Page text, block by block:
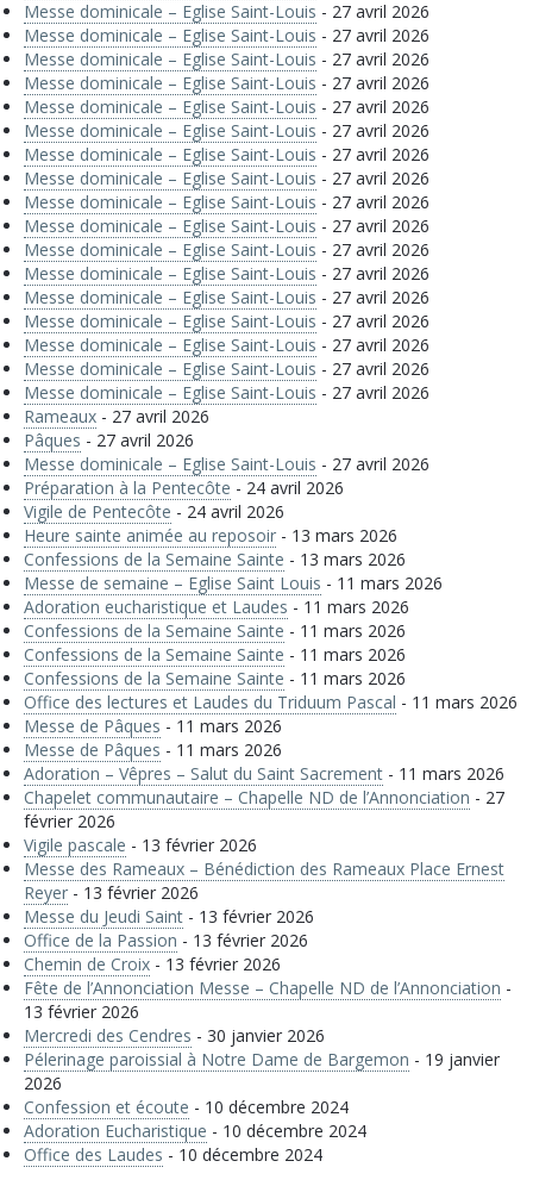
Messe dominicale – Eglise Saint-Louis - 27 avril 2026
Messe dominicale – Eglise Saint-Louis - 27 avril 2026
Messe dominicale – Eglise Saint-Louis - 27 avril 2026
Messe dominicale – Eglise Saint-Louis - 27 avril 2026
Messe dominicale – Eglise Saint-Louis - 27 avril 2026
Messe dominicale – Eglise Saint-Louis - 27 avril 2026
Messe dominicale – Eglise Saint-Louis - 27 avril 2026
Messe dominicale – Eglise Saint-Louis - 27 avril 2026
Messe dominicale – Eglise Saint-Louis - 27 avril 2026
Messe dominicale – Eglise Saint-Louis - 27 avril 2026
Messe dominicale – Eglise Saint-Louis - 27 avril 2026
Messe dominicale – Eglise Saint-Louis - 27 avril 2026
Messe dominicale – Eglise Saint-Louis - 27 avril 2026
Messe dominicale – Eglise Saint-Louis - 27 avril 2026
Messe dominicale – Eglise Saint-Louis - 27 avril 2026
Messe dominicale – Eglise Saint-Louis - 27 avril 2026
Messe dominicale – Eglise Saint-Louis - 27 avril 2026
Rameaux - 27 avril 2026
Pâques - 27 avril 2026
Messe dominicale – Eglise Saint-Louis - 27 avril 2026
Préparation à la Pentecôte - 24 avril 2026
Vigile de Pentecôte - 24 avril 2026
Heure sainte animée au reposoir - 13 mars 2026
Confessions de la Semaine Sainte - 13 mars 2026
Messe de semaine – Eglise Saint Louis - 11 mars 2026
Adoration eucharistique et Laudes - 11 mars 2026
Confessions de la Semaine Sainte - 11 mars 2026
Confessions de la Semaine Sainte - 11 mars 2026
Confessions de la Semaine Sainte - 11 mars 2026
Office des lectures et Laudes du Triduum Pascal - 11 mars 2026
Messe de Pâques - 11 mars 2026
Messe de Pâques - 11 mars 2026
Adoration – Vêpres – Salut du Saint Sacrement - 11 mars 2026
Chapelet communautaire – Chapelle ND de l’Annonciation - 27
février 2026
Vigile pascale - 13 février 2026
Messe des Rameaux – Bénédiction des Rameaux Place Ernest
Reyer - 13 février 2026
Messe du Jeudi Saint - 13 février 2026
Office de la Passion - 13 février 2026
Chemin de Croix - 13 février 2026
Fête de l’Annonciation Messe – Chapelle ND de l’Annonciation -
13 février 2026
Mercredi des Cendres - 30 janvier 2026
Pélerinage paroissial à Notre Dame de Bargemon - 19 janvier
2026
Confession et écoute - 10 décembre 2024
Adoration Eucharistique - 10 décembre 2024
Office des Laudes - 10 décembre 2024